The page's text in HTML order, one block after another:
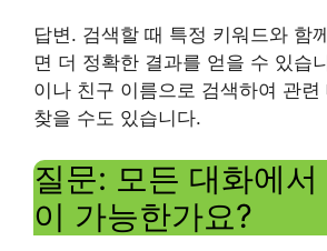
답변. 검색할 때 특정 키워드와 함
면 더 정확한 결과를 얻을 수 있습
이나 친구 이름으로 검색하여 관련
찾을 수도 있습니다.
질문: 모든 대화에서
이 가능한가요?